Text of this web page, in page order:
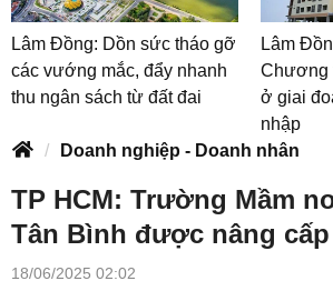
Lâm Đồng: Dồn sức tháo gỡ
các vướng mắc, đẩy nhanh
thu ngân sách từ đất đai
Lâm
Chương
ở giai
nhập
Doanh nghiệp - Doanh nhân
TP HCM: Trường Mầm
Tân Bình được nâng
18/06/2025 02:02